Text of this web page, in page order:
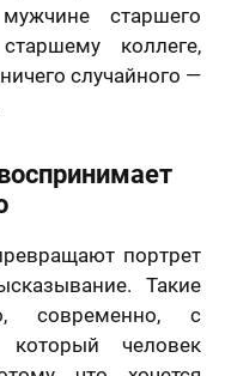
старшего
коллеге,
случайного —
портрет
Такие
современно, с
который человек